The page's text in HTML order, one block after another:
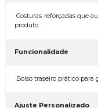
Costuras reforçadas que
produto.
Funcionalidade
Bolso traseiro prático para
Ajuste Personalizado